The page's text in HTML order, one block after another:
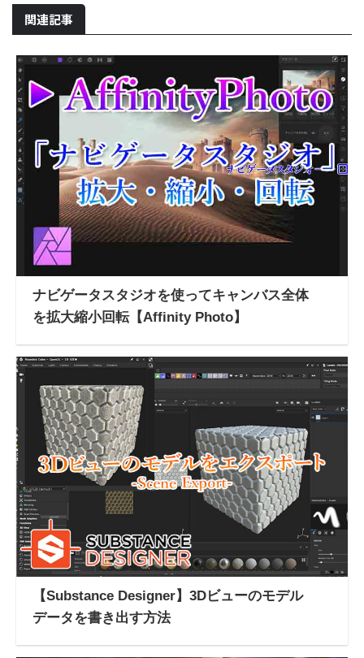
関連記事
ナビゲータスタジオを使ってキャンバス全体
を拡大縮小回転【Affinity Photo】
【Substance Designer】3Dビューのモデル
データを書き出す方法